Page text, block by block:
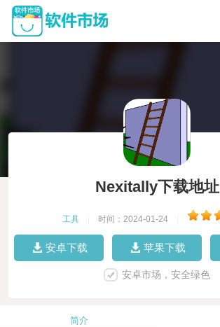
Nexitally下载地址
工具 时间：2024-01-24
安卓下载 苹果下载
安卓市场，安全绿色
简介